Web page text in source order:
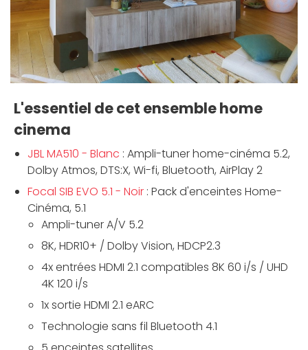
L'essentiel de cet ensemble home
cinema
JBL MA510 - Blanc : Ampli-tuner home-cinéma 5.2,
Dolby Atmos, DTS:X, Wi-fi, Bluetooth, AirPlay 2
Focal SIB EVO 5.1 - Noir : Pack d'enceintes Home-
Cinéma, 5.1
Ampli-tuner A/V 5.2
8K, HDR10+ / Dolby Vision, HDCP2.3
4x entrées HDMI 2.1 compatibles 8K 60 i/s / UHD
4K 120 i/s
1x sortie HDMI 2.1 eARC
Technologie sans fil Bluetooth 4.1